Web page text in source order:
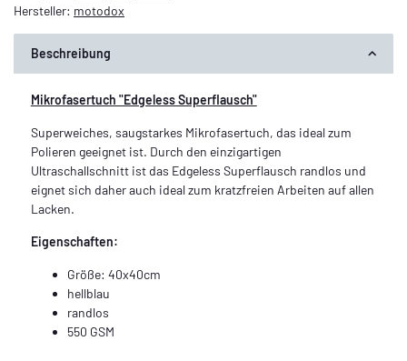
Hersteller: motodox
Beschreibung
Mikrofasertuch "Edgeless Superflausch"
Superweiches, saugstarkes Mikrofasertuch, das ideal zum
Polieren geeignet ist. Durch den einzigartigen
Ultraschallschnitt ist das Edgeless Superflausch randlos und
eignet sich daher auch ideal zum kratzfreien Arbeiten auf allen
Lacken.
Eigenschaften:
Größe: 40x40cm
hellblau
randlos
550 GSM